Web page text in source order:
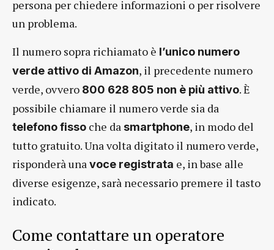
persona per chiedere informazioni o per risolvere
un problema.
Il numero sopra richiamato è l’unico numero
verde attivo di Amazon, il precedente numero
verde, ovvero 800 628 805 non è più attivo. È
possibile chiamare il numero verde sia da
telefonofisso che da smartphone, in modo del
tutto gratuito. Una volta digitato il numero verde,
risponderà una voce registrata e, in base alle
diverse esigenze, sarà necessario premere il tasto
indicato.
Come contattare un operatore